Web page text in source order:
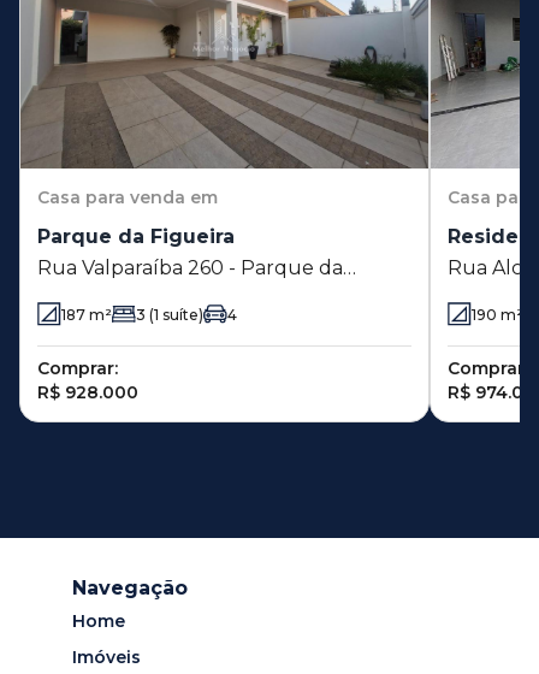
Casa para venda em
Parque da Figueira
Rua Valparaíba 260 - Parque da
Figueira - Campinas - SP
187 m² 3 (1 suíte) 4
Comprar:
R$ 928.000
Casa
Rua
Fazenda
190 m²
Comprar:
R$
Navegação
Home
Imóveis